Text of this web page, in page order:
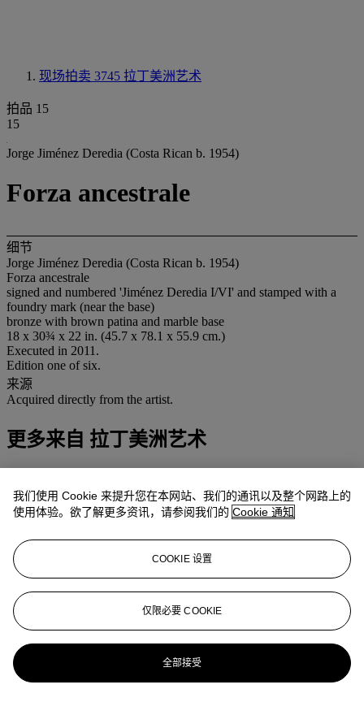
现场拍卖 3745 拉丁美洲艺术
拍品 15
15
Jorge Jiménez Deredia (Costa Rican b. 1954)
Forza ancestrale
细节
Jorge Jiménez Deredia (Costa Rican b. 1954)
Forza ancestrale
signed and numbered 'Jiménez Deredia I/VI' and stamped with a
foundry mark (near the base)
bronze with brown patina and marble base
18 x 30¾ x 22 in. (45.7 x 78.1 x 55.9 cm.)
Executed in 2011.
Edition one of six.
来源
Acquired directly from the artist.
更多来自 拉丁美洲艺术
查看全部
我们使用 Cookie 来提升您在本网站、我们的通讯以及整个网路上的
使用体验。欲了解更多资讯，请参阅我们的 Cookie 通知
COOKIE 设置
仅限必要 COOKIE
全部接受